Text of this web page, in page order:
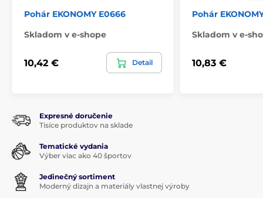
Pohár EKONOMY E0666
Skladom v e-shope
10,42 € Detail
Pohár
Skladom v e-
10,83 €
Expresné doručenie
Tisíce produktov na sklade
Tematické vydania
Výber viac ako 40 športov
Jedinečný sortiment
Moderný dizajn a materiály vlastnej výroby